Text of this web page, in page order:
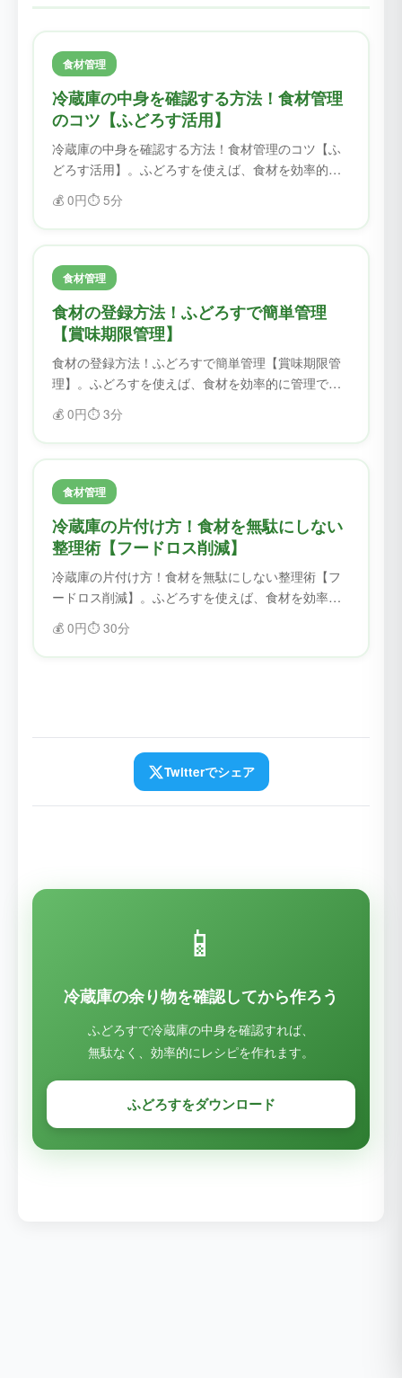
食材管理
冷蔵庫の中身を確認する方法！食材管理
のコツ【ふどろす活用】
冷蔵庫の中身を確認する方法！食材管理のコツ【ふ
どろす活用】。ふどろすを使えば、食材を効率的に
管理できます。賞味期限を忘れることがなくなり、
フードロスを削減できます。
💰 0円⏱️ 5分
食材管理
食材の登録方法！ふどろすで簡単管理
【賞味期限管理】
食材の登録方法！ふどろすで簡単管理【賞味期限管
理】。ふどろすを使えば、食材を効率的に管理でき
ます。賞味期限を忘れることがなくなり、フードロ
スを削減できます。
💰 0円⏱️ 3分
食材管理
冷蔵庫の片付け方！食材を無駄にしない
整理術【フードロス削減】
冷蔵庫の片付け方！食材を無駄にしない整理術【フ
ードロス削減】。ふどろすを使えば、食材を効率的
に管理できます。賞味期限を忘れることがなくな
り、フードロスを削減できます。
💰 0円⏱️ 30分
Twitterでシェア
📱
冷蔵庫の余り物を確認してから作ろう
ふどろすで冷蔵庫の中身を確認すれば、
無駄なく、効率的にレシピを作れます。
ふどろすをダウンロード